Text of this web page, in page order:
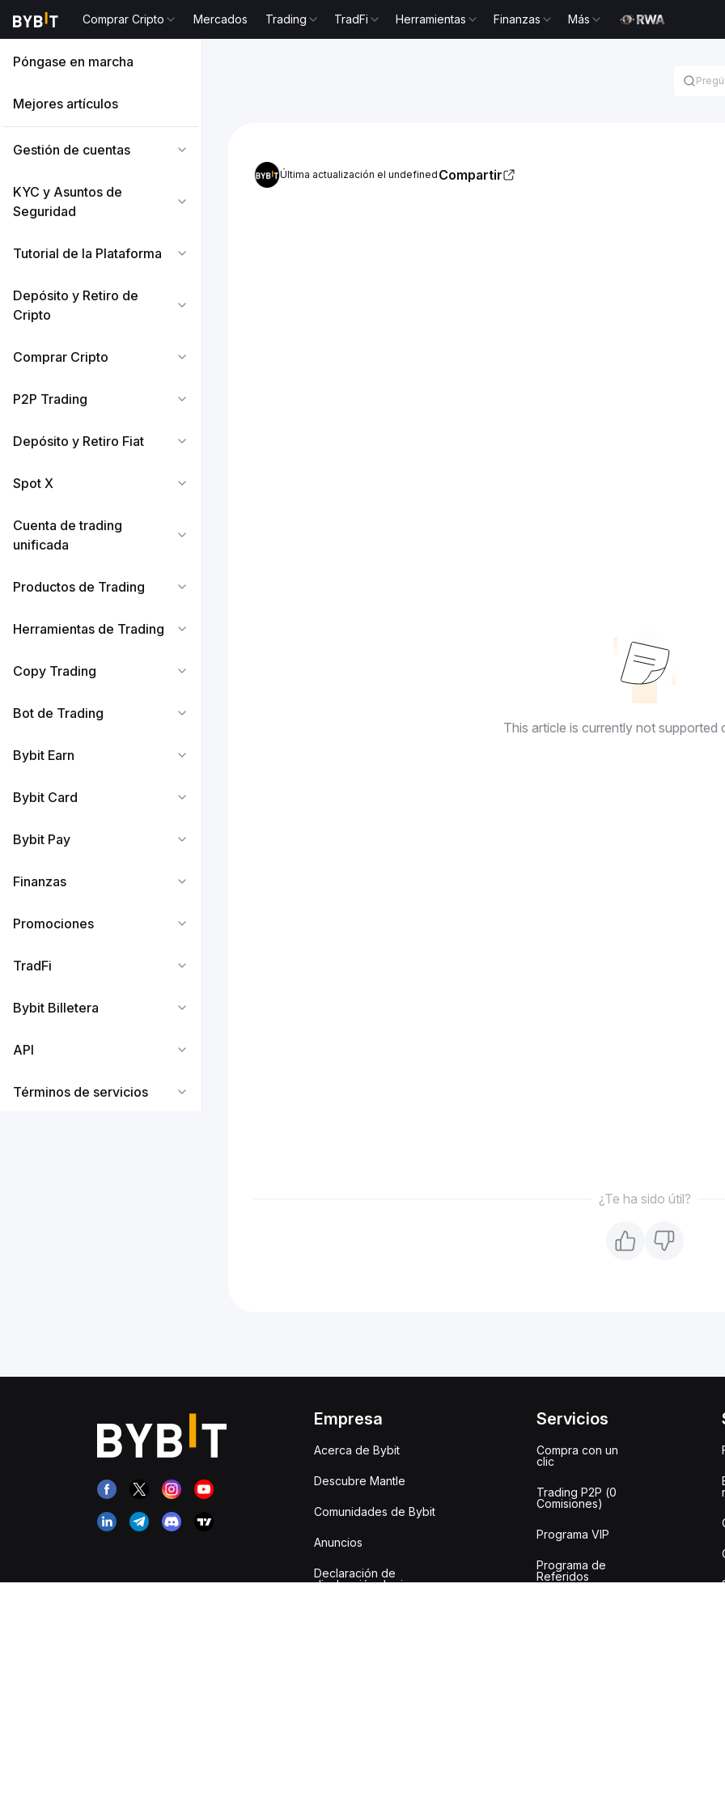
Comprar Cripto Mercados Trading TradFi Herramientas Finanzas Más
Póngase en marcha
Mejores artículos
Gestión de cuentas
KYC y Asuntos de
Seguridad
Tutorial de la Plataforma
Depósito y Retiro de
Cripto
Comprar Cripto
P2P Trading
Depósito y Retiro Fiat
Spot X
Cuenta de trading
unificada
Productos de Trading
Herramientas de Trading
Copy Trading
Bot de Trading
Bybit Earn
Bybit Card
Bybit Pay
Finanzas
Promociones
TradFi
Bybit Billetera
API
Términos de servicios
Última actualización el undefined Compartir
This article is currently not supported
¿Te ha sido útil?
Empresa
Acerca de Bybit
Descubre Mantle
Comunidades de Bybit
Anuncios
Declaración de
divulgación de riesgos
Servicios
Compra con un
clic
Trading P2P (0
Comisiones)
Programa VIP
Programa de
Referidos